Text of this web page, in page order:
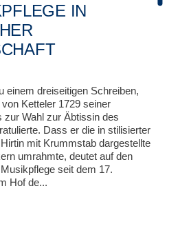
IN
einem dreiseitigen Schreiben,
Ketteler 1729 seiner
zur Wahl zur Äbtissin des
Dass er die in stilisierter
mit Krummstab dargestellte
umrahmte, deutet auf den
seit dem 17.
Hof de...